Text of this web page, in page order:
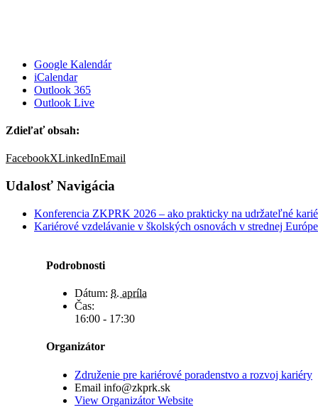
Google Kalendár
iCalendar
Outlook 365
Outlook Live
Zdieľať obsah:
FacebookXLinkedInEmail
Udalosť Navigácia
Konferencia ZKPRK 2026 – ako prakticky na udržateľné
Kariérové vzdelávanie v školských osnovách v strednej Európe
Podrobnosti
Dátum: 8. apríla
Čas:
16:00 - 17:30
Organizátor
Združenie pre kariérové poradenstvo a rozvoj kariéry
Email info@zkprk.sk
View Organizátor Website